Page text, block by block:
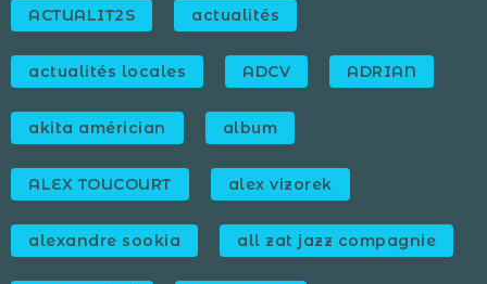
ACTUALIT2S actualités
actualités locales ADCV ADRIAN
akita américian album
ALEX TOUCOURT alex vizorek
alexandre sookia all zat jazz compagnie